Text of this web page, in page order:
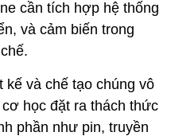
cần tích hợp hệ thống
và cảm biến trong
kế và chế tạo chúng vô
học đặt ra thách thức
phần như pin, truyền